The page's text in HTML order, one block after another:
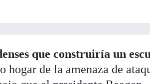
que construiría un
hogar de la amenaza de